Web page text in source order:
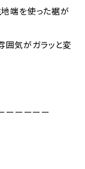
地端を使った裾が
囲気がガラッと変
ーーーーー